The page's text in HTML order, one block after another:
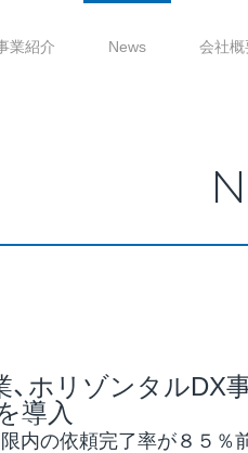
業紹介 News 会社
、ホリゾンタルDX
導入
内の依頼完了率が８５